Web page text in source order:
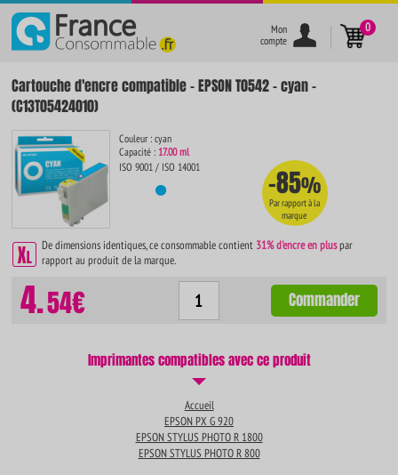
}
Mon
compte
0
Cartouche d'encre compatible - EPSON T0542 - cyan -
(C13T05424010)
Couleur : cyan
Capacité : 17.00 ml
ISO 9001 / ISO 14001
-85%
Par rapport à la
marque
De dimensions identiques, ce consommable contient 31% d'encre en pluspar
rapport au produit de la marque.
4.54€ Commander
Imprimantes compatibles avec ce produit
Accueil
EPSON PX G 920
EPSON STYLUS PHOTO R 1800
EPSON STYLUS PHOTO R 800